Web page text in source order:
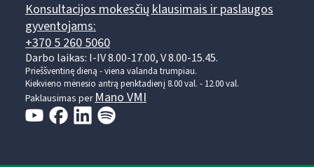
Konsultacijos mokesčių klausimais ir paslaugos
gyventojams:
+370 5 260 5060
Darbo laikas: I-IV 8.00-17.00, V 8.00-15.45.
Prieššventinę dieną - viena valanda trumpiau.
Kiekvieno mėnesio antrą penktadienį 8.00 val. - 12.00 val.
Paklausimas perMano VMI